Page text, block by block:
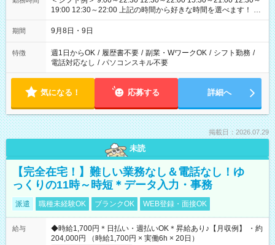
19:00 12:30～22:00 上記の時間から好きな時間を選べます！ ※
時間は変更となる可能性があります
期間 9月8日・9日
特徴 週1日からOK / 履歴書不要 / 副業・WワークOK / シフト勤務 /
電話対応なし / パソコンスキル不要
気になる！ 応募する 詳細へ
掲載日：2026.07.29
未読
【完全在宅！】難しい業務なし＆電話なし！ゆ
っくりの11時～時短＊データ入力・事務
派遣 職種未経験OK ブランクOK WEB登録・面接OK
給与
◆時給1,700円＊日払い・週払いOK＊昇給あり♪【月収例】 ・約
204,000円 （時給1,700円 × 実働6h × 20日）